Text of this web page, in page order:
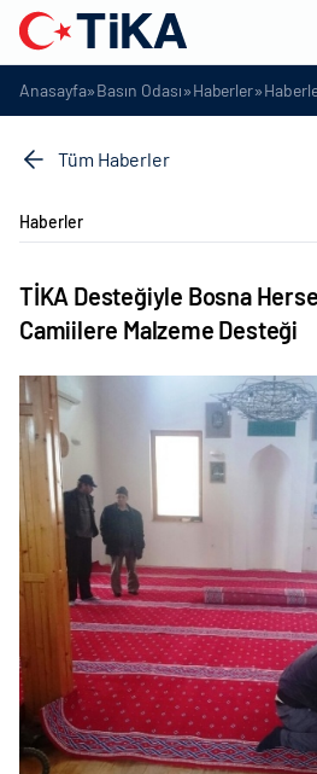
Anasayfa»Basın Odası»Haberler»
Tüm Haberler
Haberler
TİKA Desteğiyle Bosna
Camiilere Malzeme Desteği